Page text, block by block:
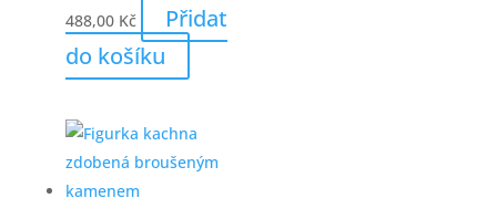
488,00 Kč
Přidat
do košíku